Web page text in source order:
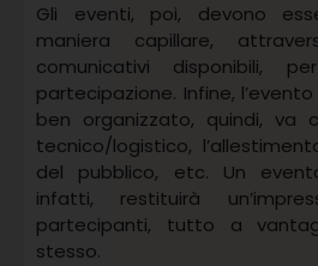
Gli eventi, poi, devono
maniera capillare,
comunicativi disponibili,
partecipazione. Infine,
ben organizzato, quindi, va
tecnico/logistico,
del pubblico, etc. Un
infatti, restituirà
partecipanti, tutto a
stesso.